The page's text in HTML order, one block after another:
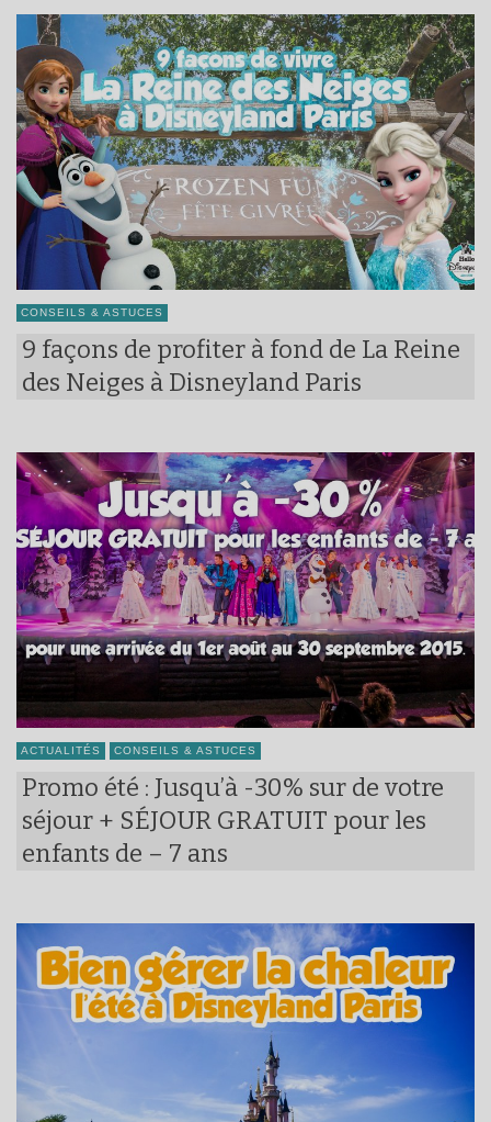
CONSEILS & ASTUCES
9 façons de profiter à fond de La Reine
des Neiges à Disneyland Paris
ACTUALITÉS CONSEILS & ASTUCES
Promo été : Jusqu’à -30% sur de votre
séjour + SÉJOUR GRATUIT pour les
enfants de – 7 ans